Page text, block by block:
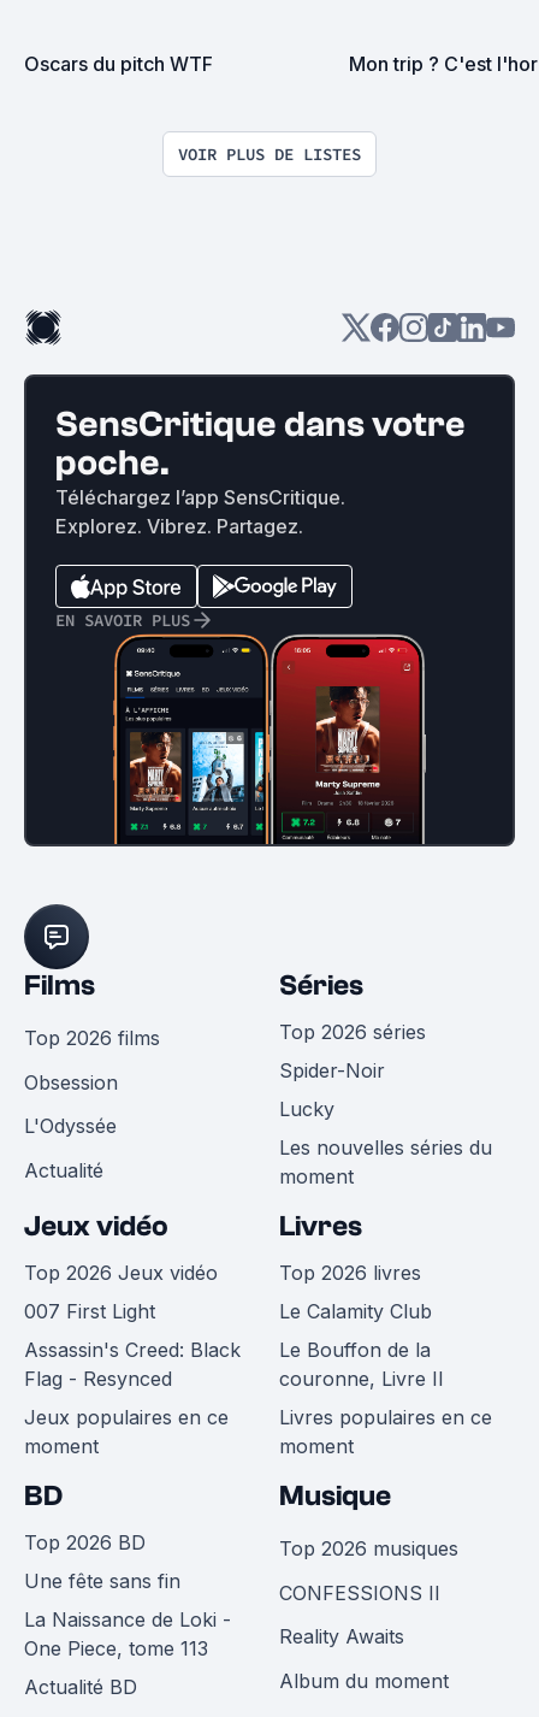
Oscars du pitch WTF Mon trip ? C'est
VOIR PLUS DE LISTES
SensCritique dans votre
poche.
Téléchargez l’app SensCritique.
Explorez. Vibrez. Partagez.
EN SAVOIR PLUS
Films
Top 2026 films
Obsession
L'Odyssée
Actualité
Séries
Top 2026 séries
Spider-Noir
Lucky
Les nouvelles séries du
moment
Jeux vidéo
Top 2026 Jeux vidéo
007 First Light
Assassin's Creed: Black
Flag - Resynced
Jeux populaires en ce
moment
Livres
Top 2026 livres
Le Calamity Club
Le Bouffon de la
couronne, Livre II
Livres populaires en ce
moment
BD
Top 2026 BD
Une fête sans fin
La Naissance de Loki -
One Piece, tome 113
Actualité BD
Musique
Top 2026 musiques
CONFESSIONS II
Reality Awaits
Album du moment